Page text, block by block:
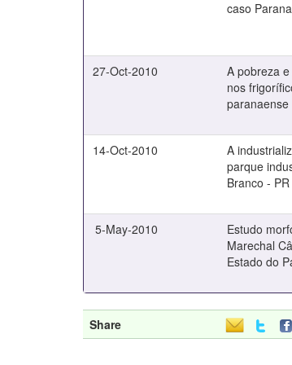
caso
27-Oct-2010
A pobreza
nos
paranaense
14-Oct-2010
A
parque
Branco - PR
5-May-2010
Estudo
Marechal
Estado do
Share